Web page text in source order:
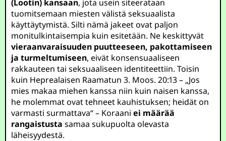
(Lootin) kansaan, jota usein siteerataan
tuomitsemaan miesten välistä seksuaalista
käyttäytymistä. Silti nämä jakeet ovat paljon
monitulkintaisempia kuin esitetään. Ne keskittyvät
vieraanvaraisuuden puutteeseen, pakottamiseen
ja turmeltumiseen, eivät konsensuaaliseen
rakkauteen tai seksuaaliseen identiteettiin. Toisin
kuin Heprealaisen Raamatun 3. Moos. 20:13 – „Jos
mies makaa miehen kanssa niin kuin naisen kanssa,
he molemmat ovat tehneet kauhistuksen; heidät on
varmasti surmattava“ – Koraaniei määrää
rangaistusta samaa sukupuolta olevasta
läheisyydestä.